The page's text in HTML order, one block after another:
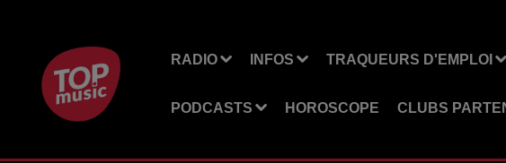
RADIO INFOS TRAQUEURS D'EMPLOI
PODCASTS HOROSCOPE CLUBS